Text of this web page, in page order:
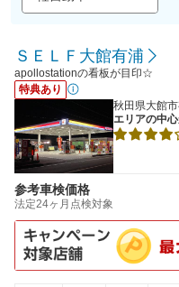
ＳＥＬＦ大館有浦
apollostationの看板が目印☆
特典あり
秋田県大館
エリアの中
参考車検価格
法定24ヶ月点検対象